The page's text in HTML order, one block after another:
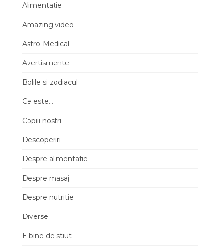
Alimentatie
Amazing video
Astro-Medical
Avertismente
Bolile si zodiacul
Ce este…
Copiii nostri
Descoperiri
Despre alimentatie
Despre masaj
Despre nutritie
Diverse
E bine de stiut